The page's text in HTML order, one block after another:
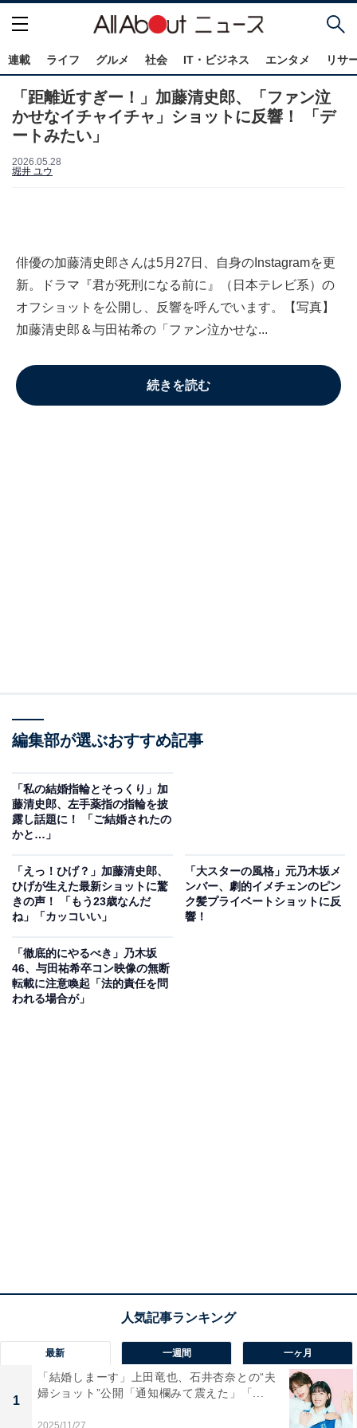
連載 ライフ グルメ 社会 IT・ビジネス エンタメ リサ
「距離近すぎー！」加藤清史郎、「ファン泣
かせなイチャイチャ」ショットに反響！ 「デ
ートみたい」
2026.05.28
堀井 ユウ
俳優の加藤清史郎さんは5月27日、自身のInstagramを更
新。ドラマ『君が死刑になる前に』（日本テレビ系）の
オフショットを公開し、反響を呼んでいます。【写真】
加藤清史郎＆与田祐希の「ファン泣かせな...
続きを読む
編集部が選ぶおすすめ記事
「私の結婚指輪とそっくり」加
藤清史郎、左手薬指の指輪を披
露し話題に！ 「ご結婚されたの
かと…」
「えっ！ひげ？」加藤清史郎、
ひげが生えた最新ショットに驚
きの声！ 「もう23歳なんだ
ね」「カッコいい」
「大スターの風格」元乃木坂メ
ンバー、劇的イメチェンのピン
ク髪プライベートショットに反
響！
「徹底的にやるべき」乃木坂
46、与田祐希卒コン映像の無断
転載に注意喚起「法的責任を問
われる場合が」
最新 一週間 一ヶ月
1
「結婚しまーす」上田竜也、石井杏奈との“夫
婦ショット”公開「通知欄みて震えた」「...